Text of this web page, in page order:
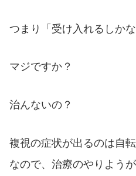
つまり「受け入れるしかな
マジですか？
治んないの？
複視の症状が出るのは自
なので、治療のやりよう